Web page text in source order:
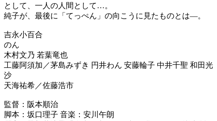
として、一人の人間として…。
純子が、最後に「てっぺん」の向こうに見たものとは―。
吉永小百合
のん
木村文乃 若葉竜也
工藤阿須加／茅島みずき 円井わん 安藤輪子 中井千聖 和田光
沙
天海祐希／佐藤浩市
監督：阪本順治
脚本：坂口理子 音楽：安川午朗